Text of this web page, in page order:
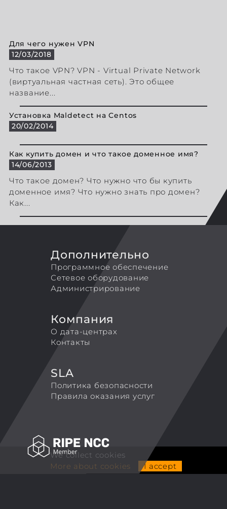
Для чего нужен VPN
12/03/2018
Что такое VPN? VPN - Virtual Private Network
(виртуальная частная сеть). Это общее
название...
Установка Maldetect на Centos
20/02/2014
Как купить домен и что такое доменное имя?
14/06/2013
Что такое домен? Что нужно что бы купить
доменное имя? Что нужно знать про домен?
Как...
Дополнительно
Программное обеспечение
Сетевое оборудование
Администрирование
Компания
О дата-центрах
Контакты
SLA
Политика безопасности
Правила оказания услуг
We collect cookies
More about cookies
I accept